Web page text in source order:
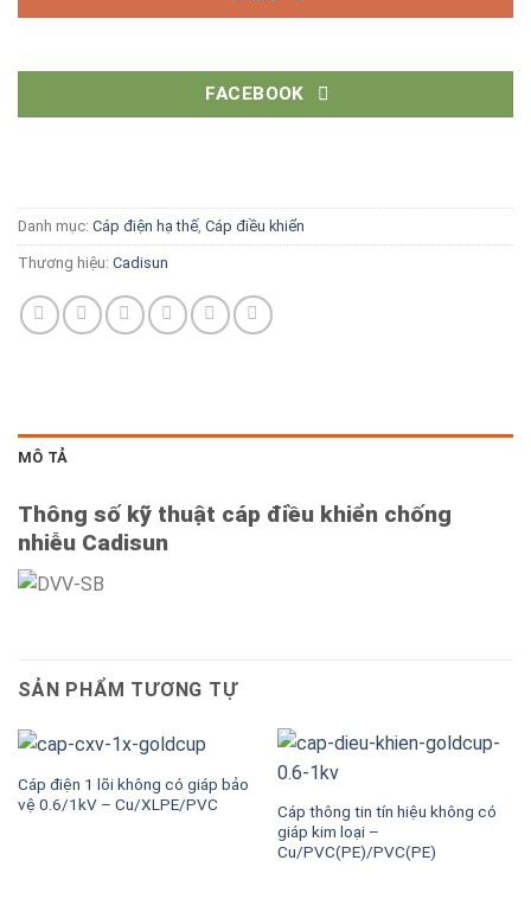
FACEBOOK
Danh mục: Cáp điện hạ thế, Cáp điều khiển
Thương hiệu: Cadisun
MÔ TẢ
Thông số kỹ thuật cáp điều khiển chống
nhiễu Cadisun
SẢN PHẨM TƯƠNG TỰ
Cáp điện 1 lõi không có giáp bảo
vệ 0.6/1kV – Cu/XLPE/PVC
Cáp thông tin tín hiệu không có
giáp kim loại –
Cu/PVC(PE)/PVC(PE)